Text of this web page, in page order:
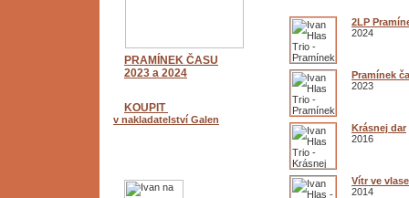
PRAMÍNEK ČASU
2023 a 2024
KOUPIT
v nakladatelství Galen
2LP
2024
Pramínek
2023
Krásnej dar
2016
Vítr ve
2014